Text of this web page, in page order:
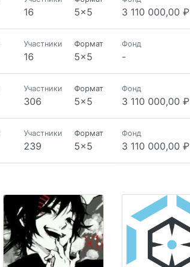
16 5x5 3 110 000,00 ₽
Участники
16
Формат
5x5
Фонд
-
Участники
306
Формат
5x5
Фонд
3 110 000,00 ₽
Участники
239
Формат
5x5
Фонд
3 110 000,00 ₽